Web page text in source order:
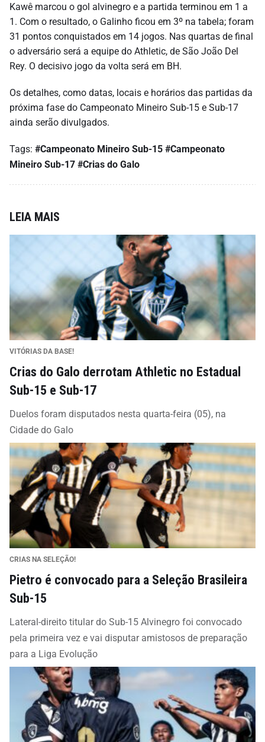
Kawê marcou o gol alvinegro e a partida terminou em 1 a
1. Com o resultado, o Galinho ficou em 3º na tabela; foram
31 pontos conquistados em 14 jogos. Nas quartas de final
o adversário será a equipe do Athletic, de São João Del
Rey. O decisivo jogo da volta será em BH.
Os detalhes, como datas, locais e horários das partidas da
próxima fase do Campeonato Mineiro Sub-15 e Sub-17
ainda serão divulgados.
Tags: #Campeonato Mineiro Sub-15 #Campeonato
Mineiro Sub-17 #Crias do Galo
LEIA MAIS
VITÓRIAS DA BASE!
Crias do Galo derrotam Athletic no Estadual
Sub-15 e Sub-17
Duelos foram disputados nesta quarta-feira (05), na
Cidade do Galo
CRIAS NA SELEÇÃO!
Pietro é convocado para a Seleção Brasileira
Sub-15
Lateral-direito titular do Sub-15 Alvinegro foi convocado
pela primeira vez e vai disputar amistosos de preparação
para a Liga Evolução